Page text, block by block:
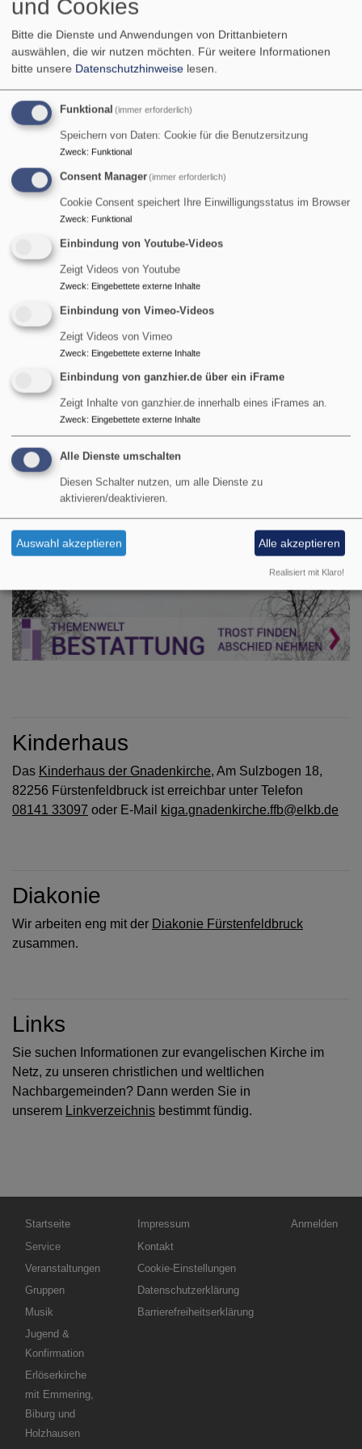
Trauer
Sie müssen sich von einem lieb gewonnenen Menschen
verabschieden?
Auch in dieser schwierigen Situation sind wir für Sie da.
Wir haben Zeit für Gespräche über den Verlust und die
Wir gestalten die Trauerfeier für Sie und berücksichtigen
dabei die Persönlichkeit des Verstorbenen.
finden Sie das Anmeldeformular zur Bestattung.
Kinderhaus
Das Kinderhaus der Gnadenkirche, Am Sulzbogen 18,
82256 Fürstenfeldbruck ist erreichbar unter Telefon
08141 33097 oder E-Mail kiga.gnadenkirche.ffb@elkb.de
Diakonie
Wir arbeiten eng mit der Diakonie Fürstenfeldbruck
zusammen.
Links
Sie suchen Informationen zur evangelischen Kirche im
Netz, zu unseren christlichen und weltlichen
Nachbargemeinden? Dann werden Sie in
unserem Linkverzeichnis bestimmt fündig.
Hauptnavigation
Startseite
Service
Veranstaltungen
Gruppen
Musik
Jugend &
Konfirmation
Erlöserkirche
mit Emmering,
Biburg und
Holzhausen
Fußbereichsmenü
Impressum
Kontakt
Cookie-Einstellungen
Datenschutzerklärung
Barrierefreiheitserklärung
Benutzermenü
Anmelden
und Cookies
Bitte die Dienste und Anwendungen von Drittanbietern
auswählen, die wir nutzen möchten. Für weitere Informationen
bitte unsere Datenschutzhinweise lesen.
Funktional (immer erforderlich)
Speichern von Daten: Cookie für die Benutzersitzung
Zweck: Funktional
Consent Manager(immer erforderlich)
Cookie Consent speichert Ihre Einwilligungsstatus im Browser
Zweck: Funktional
Einbindung von Youtube-Videos
Zeigt Videos von Youtube
Zweck: Eingebettete externe Inhalte
Einbindung von Vimeo-Videos
Zeigt Videos von Vimeo
Zweck: Eingebettete externe Inhalte
Einbindung von ganzhier.de über ein iFrame
Zeigt Inhalte von ganzhier.de innerhalb eines iFrames an.
Zweck: Eingebettete externe Inhalte
Alle Dienste umschalten
Diesen Schalter nutzen, um alle Dienste zu
aktivieren/deaktivieren.
Auswahl akzeptieren Alle akzeptieren
Realisiert mit Klaro!